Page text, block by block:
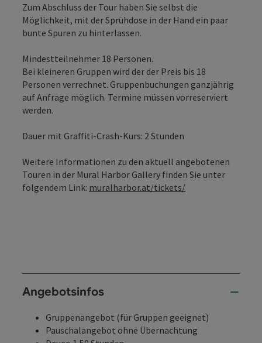
Zum Abschluss der Tour haben Sie selbst die
Möglichkeit, mit der Sprühdose in der Hand ein paar
bunte Spuren zu hinterlassen.
Mindestteilnehmer 18 Personen.
Bei kleineren Gruppen wird der der Preis bis 18
Personen verrechnet. Gruppenbuchungen ganzjährig
auf Anfrage möglich. Termine müssen vorreserviert
werden.
Dauer mit Graffiti-Crash-Kurs: 2 Stunden
Weitere Informationen zu den aktuell angebotenen
Touren in der Mural Harbor Gallery finden Sie unter
folgendem Link: muralharbor.at/tickets/
Angebotsinfos
Gruppenangebot (für Gruppen geeignet)
Pauschalangebot ohne Übernachtung